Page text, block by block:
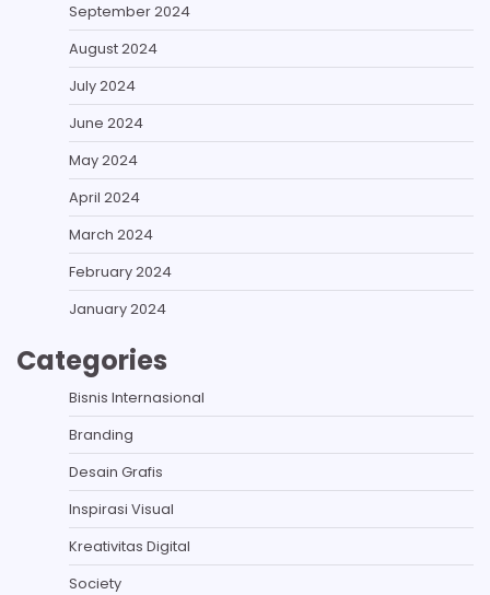
September 2024
August 2024
July 2024
June 2024
May 2024
April 2024
March 2024
February 2024
January 2024
Categories
Bisnis Internasional
Branding
Desain Grafis
Inspirasi Visual
Kreativitas Digital
Society